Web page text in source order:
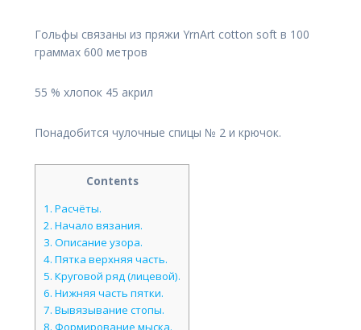
Гольфы связаны из пряжи YrnArt cotton soft в 100
граммах 600 метров
55 % хлопок 45 акрил
Понадобится чулочные спицы № 2 и крючок.
Contents
1. Расчёты.
2. Начало вязания.
3. Описание узора.
4. Пятка верхняя часть.
5. Круговой ряд (лицевой).
6. Нижняя часть пятки.
7. Вывязывание стопы.
8. Формирование мыска.